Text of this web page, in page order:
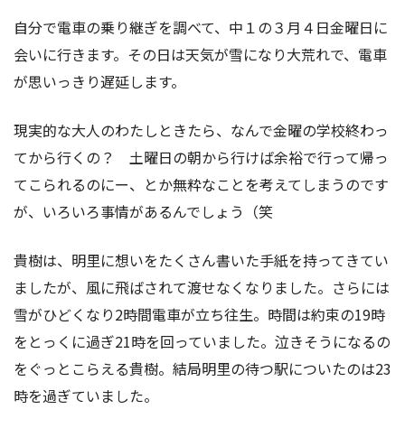
自分で電車の乗り継ぎを調べて、中１の３月４日金曜日に
会いに行きます。その日は天気が雪になり大荒れで、電車
が思いっきり遅延します。
現実的な大人のわたしときたら、なんで金曜の学校終わっ
てから行くの？ 土曜日の朝から行けば余裕で行って帰っ
てこられるのにー、とか無粋なことを考えてしまうのです
が、いろいろ事情があるんでしょう（笑
貴樹は、明里に想いをたくさん書いた手紙を持ってきてい
ましたが、風に飛ばされて渡せなくなりました。さらには
雪がひどくなり2時間電車が立ち往生。時間は約束の19時
をとっくに過ぎ21時を回っていました。泣きそうになるの
をぐっとこらえる貴樹。結局明里の待つ駅についたのは23
時を過ぎていました。